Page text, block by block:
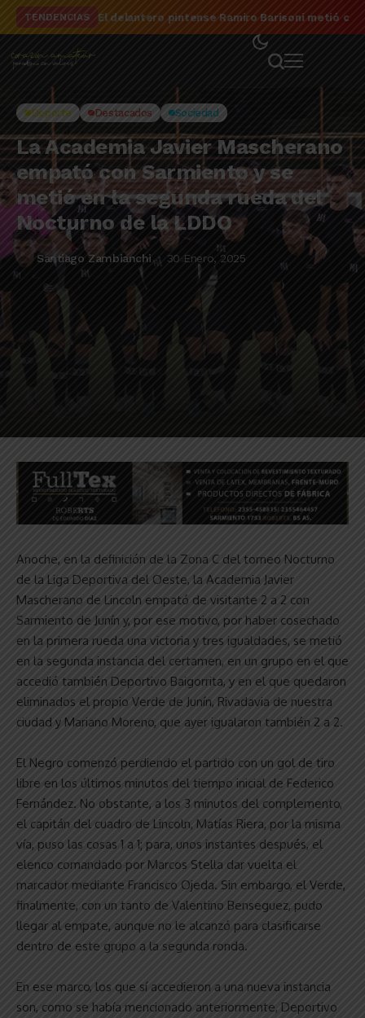
TENDENCIAS El delantero pintense Ramiro Barisoni metió
Deporte Destacados Sociedad
La Academia Javier Mascherano
empató con Sarmiento y se
metió en la segunda rueda del
Nocturno de la LDDO
Santiago Zambianchi 30 Enero, 2025
Anoche, en la definición de la Zona C del torneo Nocturno
de la Liga Deportiva del Oeste, la Academia Javier
Mascherano de Lincoln empató de visitante 2 a 2 con
Sarmiento de Junín y, por ese motivo, por haber cosechado
en la primera rueda una victoria y tres igualdades, se metió
en la segunda instancia del certamen, en un grupo en el que
accedió también Deportivo Baigorrita, y en el que quedaron
eliminados el propio Verde de Junín, Rivadavia de nuestra
ciudad y Mariano Moreno, que ayer igualaron también 2 a 2.
El Negro comenzó perdiendo el partido con un gol de tiro
libre en los últimos minutos del tiempo inicial de Federico
Fernández. No obstante, a los 3 minutos del complemento,
el capitán del cuadro de Lincoln, Matías Riera, por la misma
vía, puso las cosas 1 a 1; para, unos instantes después, el
elenco comandado por Marcos Stella dar vuelta el
marcador mediante Francisco Ojeda. Sin embargo, el Verde,
finalmente, con un tanto de Valentino Benseguez, pudo
llegar al empate, aunque no le alcanzó para clasificarse
dentro de este grupo a la segunda ronda.
En ese marco, los que sí accedieron a una nueva instancia
son, como se había mencionado anteriormente, Deportivo